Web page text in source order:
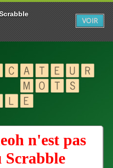
n'est pas
Scrabble
VOIR